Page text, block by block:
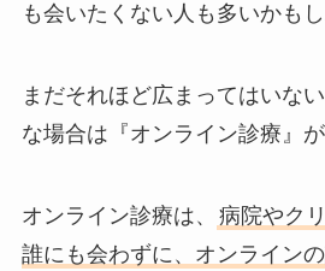
も会いたくない人も多いかもし
まだそれほど広まってはいな
な場合は『オンライン診療』が
オンライン診療は、
病院やク
誰にも会わずに、オンライン